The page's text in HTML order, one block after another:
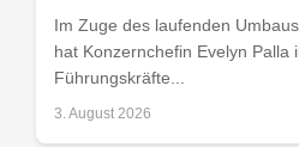
Im Zuge des laufenden
hat Konzernchefin Evelyn Palla
Führungskräfte...
3. August 2026